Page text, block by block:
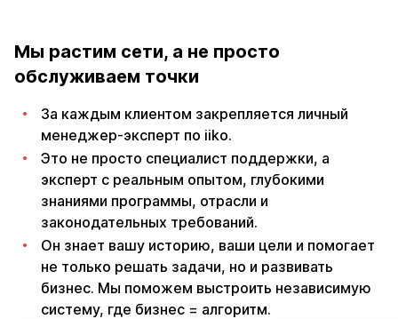
Мы растим сети, а не просто
обслуживаем точки
За каждым клиентом закрепляется личный
менеджер-эксперт по iiko.
Это не просто специалист поддержки, а
эксперт с реальным опытом, глубокими
знаниями программы, отрасли и
законодательных требований.
Он знает вашу историю, ваши цели и помогает
не только решать задачи, но и развивать
бизнес. Мы поможем выстроить независимую
систему, где бизнес = алгоритм.